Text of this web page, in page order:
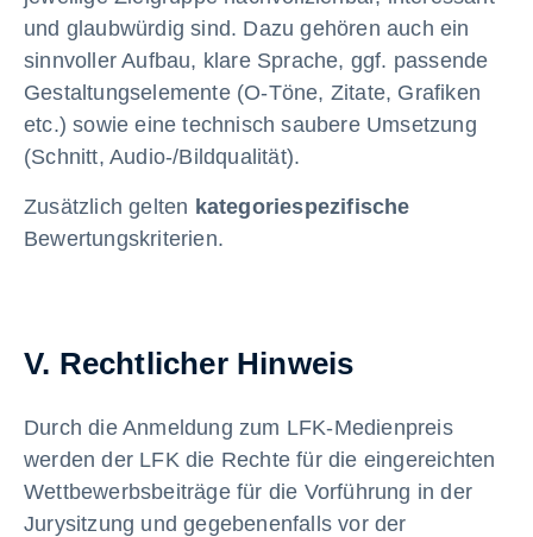
und glaubwürdig sind. Dazu gehören auch ein
sinnvoller Aufbau, klare Sprache, ggf. passende
Gestaltungselemente (O-Töne, Zitate, Grafiken
etc.) sowie eine technisch saubere Umsetzung
(Schnitt, Audio-/Bildqualität).
Zusätzlich gelten kategoriespezifische
Bewertungskriterien.
V. Rechtlicher Hinweis
Durch die Anmeldung zum LFK-Medienpreis
werden der LFK die Rechte für die eingereichten
Wettbewerbsbeiträge für die Vorführung in der
Jurysitzung und gegebenenfalls vor der